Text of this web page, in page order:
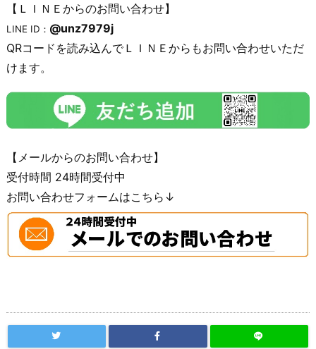
【ＬＩＮＥからのお問い合わせ】
LINE ID： @unz7979j
QRコードを読み込んでＬＩＮＥからもお問い合わせいただ
けます。
【メールからのお問い合わせ】
受付時間 24時間受付中
お問い合わせフォームはこちら↓